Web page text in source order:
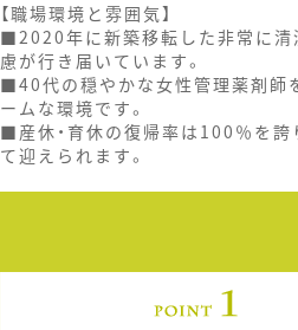
【職場環境と雰囲気】
■2020年に新築移転した非常に清
慮が行き届いています。
■40代の穏やかな女性管理薬剤師
ームな環境です。
■産休・育休の復帰率は100％を誇
て迎えられます。